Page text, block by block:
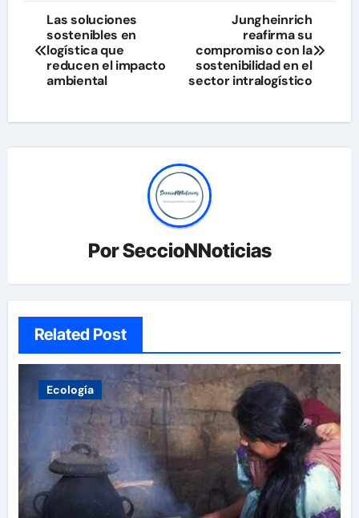
Navegación
de
entradas
Las soluciones
sostenibles en
logística que
reducen el impacto
ambiental
Jungheinrich
reafirma su
compromiso con la
sostenibilidad en el
sector intralogístico
PorSeccioNNoticias
Related Post
Ecología